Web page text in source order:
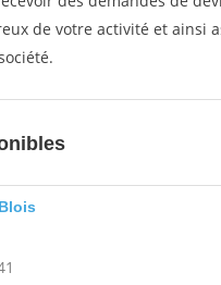
de votre activité et ainsi